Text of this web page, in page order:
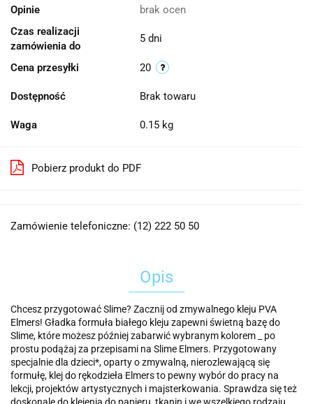
Opinie
brak ocen
Czas realizacji
zamówienia do
5 dni
Cena przesyłki 20
Dostępność Brak towaru
Waga 0.15 kg
Pobierz produkt do PDF
Zamówienie telefoniczne: (12) 222 50 50
Opis
Chcesz przygotować Slime? Zacznij od zmywalnego kleju PVA
Elmers! Gładka formuła białego kleju zapewni świetną bazę do
Slime, które możesz później zabarwić wybranym kolorem _ po
prostu podążaj za przepisami na Slime Elmers. Przygotowany
specjalnie dla dzieci*, oparty o zmywalną, nierozlewającą się
formułę, klej do rękodzieła Elmers to pewny wybór do pracy na
lekcji, projektów artystycznych i majsterkowania. Sprawdza się też